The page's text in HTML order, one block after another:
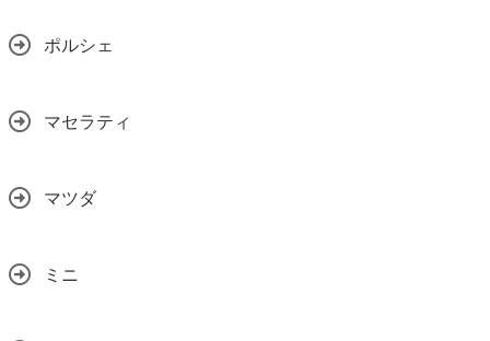
ポルシェ
マセラティ
マツダ
ミニ